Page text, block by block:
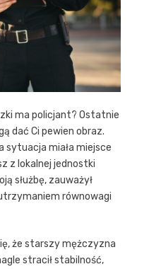
ma policjant? Ostatnie
dać Ci pewien obraz.
sytuacja miała miejsce
z lokalnej jednostki
służbę, zauważył
równowagi
że starszy mężczyzna
stracił stabilność,